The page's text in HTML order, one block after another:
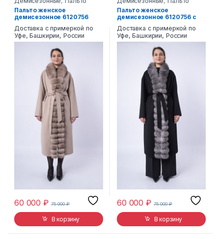
Пальто женское
демисезонное 6120756
Доставка с примеркой по
Уфе, Башкирии, России
60 000₽ 75 000₽
В корзину
Пальто женское
демисезонное 6120756 с
Доставка с примеркой по
Уфе, Башкирии, России
60 000₽ 75 000₽
В корзину